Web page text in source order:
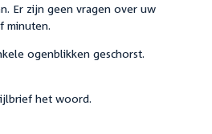
Er zijn geen vragen over uw
minuten.
ogenblikken geschorst.
het woord.